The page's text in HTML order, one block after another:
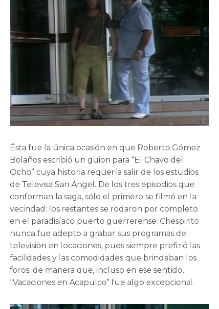
Ésta fue la única ocasión en que Roberto Gómez
Bolaños escribió un guion para “El Chavo del
Ocho” cuya historia requería salir de los estudios
de Televisa San Ángel. De los tres episodios que
conforman la saga, sólo el primero se filmó en la
vecindad; los restantes se rodaron por completo
en el paradisíaco puerto guerrerense. Chespirito
nunca fue adepto a grabar sus programas de
televisión en locaciones, pues siempre prefirió las
facilidades y las comodidades que brindaban los
foros; de manera que, incluso en ese sentido,
“Vacaciones en Acapulco” fue algo excepcional.